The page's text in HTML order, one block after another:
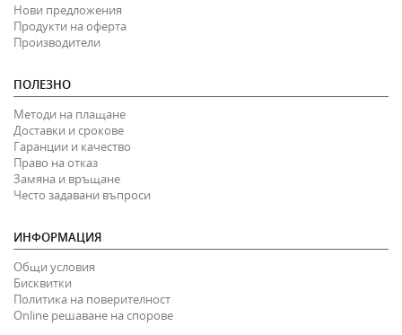
Нови предложения
Продукти на оферта
Производители
ПОЛЕЗНО
Методи на плащане
Доставки и срокове
Гаранции и качество
Право на отказ
Замяна и връщане
Често задавани въпроси
ИНФОРМАЦИЯ
Общи условия
Бисквитки
Политика на поверителност
Online решаване на спорове